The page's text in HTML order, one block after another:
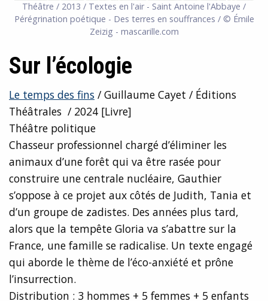
Théâtre / 2013 / Textes en l'air - Saint Antoine l'Abbaye /
Pérégrination poétique - Des terres en souffrances / © Émile
Zeizig - mascarille.com
Sur l’écologie
Le temps des fins / Guillaume Cayet / Éditions
Théâtrales / 2024 [Livre]
Théâtre politique
Chasseur professionnel chargé d’éliminer les
animaux d’une forêt qui va être rasée pour
construire une centrale nucléaire, Gauthier
s’oppose à ce projet aux côtés de Judith, Tania et
d’un groupe de zadistes. Des années plus tard,
alors que la tempête Gloria va s’abattre sur la
France, une famille se radicalise. Un texte engagé
qui aborde le thème de l’éco-anxiété et prône
l’insurrection.
Distribution : 3 hommes + 5 femmes + 5 enfants